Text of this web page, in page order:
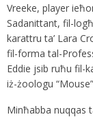
Vreeke, player
Sadanittant, fil-
karattru ta’ Lara
fil-forma tal-
Eddie jsib ruħu fil-
iż-żoologu
Minħabba nuqqas